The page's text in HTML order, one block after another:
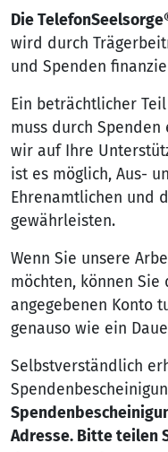
Die
wird durch
und Spenden
Ein beträchtlicher
muss durch
wir auf Ihre
ist es möglich, Aus-
Ehrenamtlichen und
gewährleisten.
Wenn Sie unsere
möchten, können
angegebenen Konto
genauso wie ein
Selbstverständlich
Adresse. Bitte teilen